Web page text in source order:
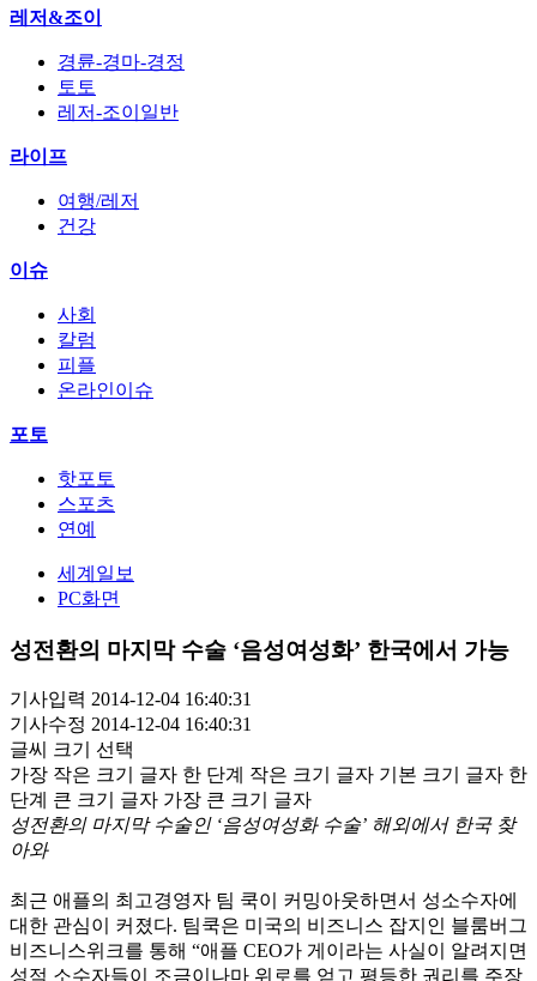
레저&조이
경륜-경마-경정
토토
레저-조이일반
라이프
여행/레저
건강
이슈
사회
칼럼
피플
온라인이슈
포토
핫포토
스포츠
연예
세계일보
PC화면
성전환의 마지막 수술 ‘음성여성화’ 한국에서 가능
기사입력 2014-12-04 16:40:31
기사수정 2014-12-04 16:40:31
글씨 크기 선택
가장 작은 크기 글자 한 단계 작은 크기 글자 기본 크기 글자 한
단계 큰 크기 글자 가장 큰 크기 글자
성전환의 마지막 수술인 ‘음성여성화 수술’ 해외에서 한국 찾
아와
최근 애플의 최고경영자 팀 쿡이 커밍아웃하면서 성소수자에
대한 관심이 커졌다. 팀쿡은 미국의 비즈니스 잡지인 블룸버그
비즈니스위크를 통해 “애플 CEO가 게이라는 사실이 알려지면
성적 소수자들이 조금이나마 위로를 얻고 평등한 권리를 주장